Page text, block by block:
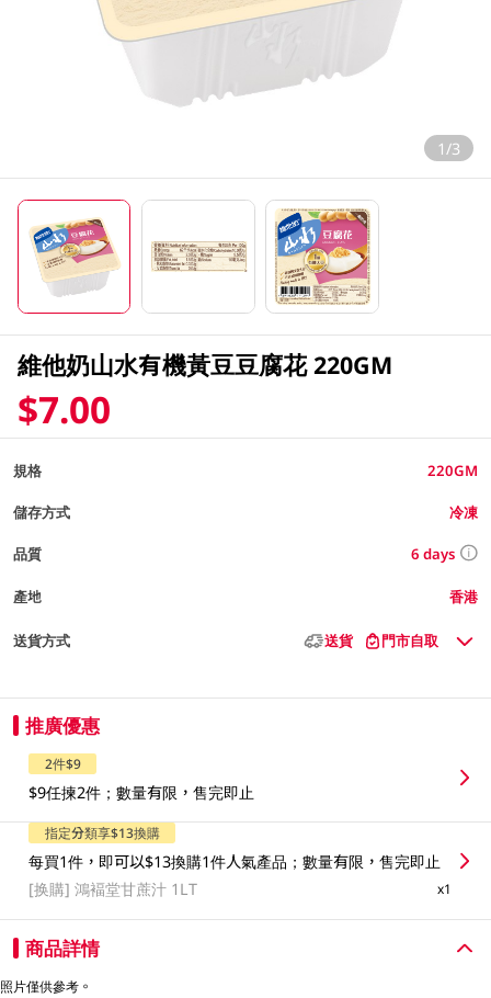
1/3
維他奶山水有機黃豆豆腐花 220GM
$7.00
規格 220GM
儲存方式 冷凍
品質 6 days
產地 香港
送貨方式 送貨 門市自取
推廣優惠
2件$9
$9任揀2件；數量有限，售完即止
指定分類享$13換購
每買1件，即可以$13換購1件人氣產品；數量有限，售完即止
[换購]鴻褔堂甘蔗汁 1LT x1
商品詳情
照片僅供參考。